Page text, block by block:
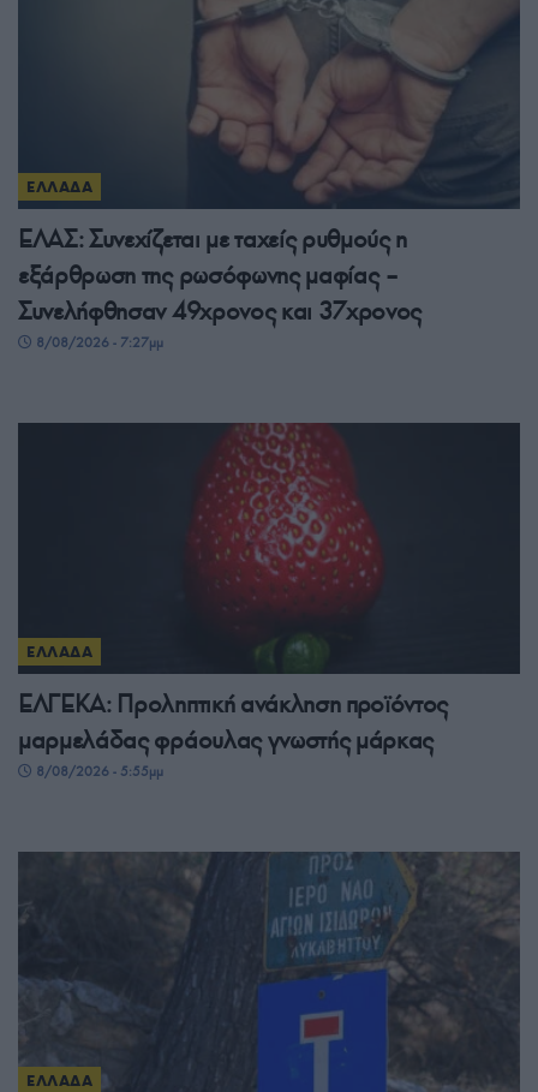
ΕΛΛΑΔΑ
ΕΛΑΣ: Συνεχίζεται με ταχείς ρυθμούς η
εξάρθρωση της ρωσόφωνης μαφίας –
Συνελήφθησαν 49χρονος και 37χρονος
8/08/2026 - 7:27μμ
ΕΛΛΑΔΑ
ΕΛΓΕΚΑ: Προληπτική ανάκληση προϊόντος
μαρμελάδας φράουλας γνωστής μάρκας
8/08/2026 - 5:55μμ
ΕΛΛΑΔΑ